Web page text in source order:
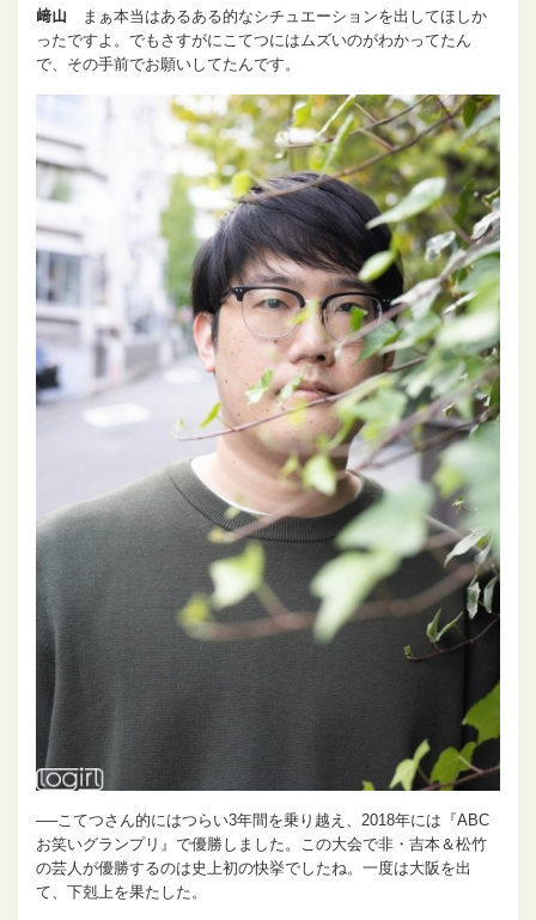
﨑山 まぁ本当はあるある的なシチュエーションを出してほしか
ったですよ。でもさすがにこてつにはムズいのがわかってたん
で、その手前でお願いしてたんです。
──こてつさん的にはつらい3年間を乗り越え、2018年には『ABC
お笑いグランプリ』で優勝しました。この大会で非・吉本＆松竹
の芸人が優勝するのは史上初の快挙でしたね。一度は大阪を出
て、下剋上を果たした。